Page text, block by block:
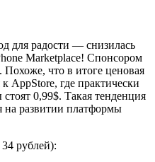
для радости — снизилась
Marketplace! Спонсором
что в итоге ценовая
AppStore, где практически
0,99$. Такая тенденция
на развитии платформы
рублей):